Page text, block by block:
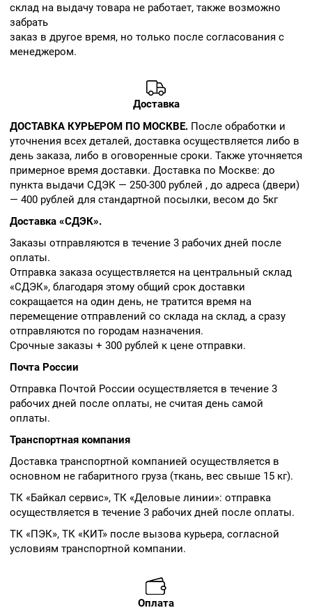
склад на выдачу товара не работает, также возможно
забрать
заказ в другое время, но только после согласования с
менеджером.
Доставка
ДОСТАВКА КУРЬЕРОМ ПО МОСКВЕ. После обработки и
уточнения всех деталей, доставка осуществляется либо в
день заказа, либо в оговоренные сроки. Также уточняется
примерное время доставки. Доставка по Москве: до
пункта выдачи СДЭК — 250-300 рублей , до адреса (двери)
— 400 рублей для стандартной посылки, весом до 5кг
Доставка «СДЭК».
Заказы отправляются в течение 3 рабочих дней после
оплаты.
Отправка заказа осуществляется на центральный склад
«СДЭК», благодаря этому общий срок доставки
сокращается на один день, не тратится время на
перемещение отправлений со склада на склад, а сразу
отправляются по городам назначения.
Срочные заказы + 300 рублей к цене отправки.
Почта России
Отправка Почтой России осуществляется в течение 3
рабочих дней после оплаты, не считая день самой
оплаты.
Транспортная компания
Доставка транспортной компанией осуществляется в
основном не габаритного груза (ткань, вес свыше 15 кг).
ТК «Байкал сервис», ТК «Деловые линии»: отправка
осуществляется в течение 3 рабочих дней после оплаты.
ТК «ПЭК», ТК «КИТ» после вызова курьера, согласной
условиям транспортной компании.
Оплата